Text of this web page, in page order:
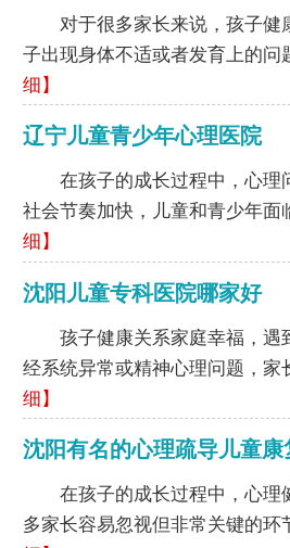
对于很多家长来说，孩子健
子出现身体不适或者发育上的问
细】
辽宁儿童青少年心理医院
在孩子的成长过程中，心理
社会节奏加快，儿童和青少年面
细】
沈阳儿童专科医院哪家好
孩子健康关系家庭幸福，遇
经系统异常或精神心理问题，家
细】
沈阳有名的心理疏导儿童康
在孩子的成长过程中，心理
多家长容易忽视但非常关键的环